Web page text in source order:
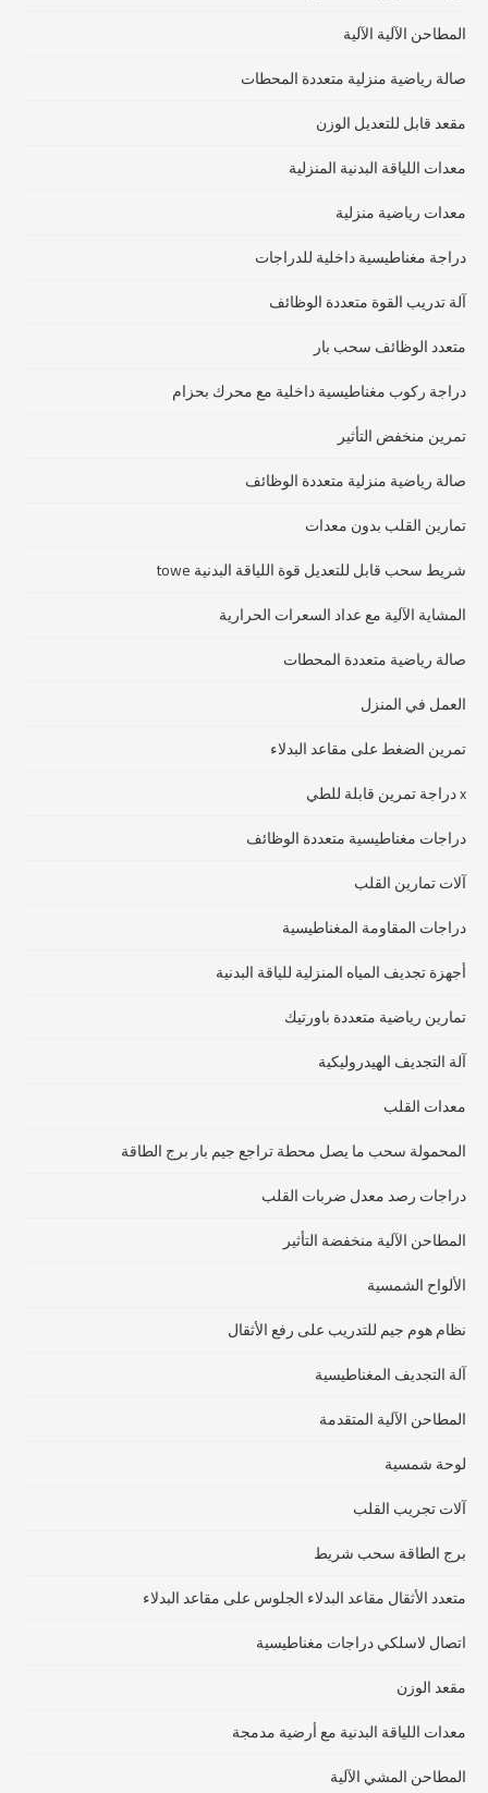
المطاحن الآلية الآلية
صالة رياضية منزلية متعددة المحطات
مقعد قابل للتعديل الوزن
معدات اللياقة البدنية المنزلية
معدات رياضية منزلية
دراجة مغناطيسية داخلية للدراجات
آلة تدريب القوة متعددة الوظائف
متعدد الوظائف سحب بار
دراجة ركوب مغناطيسية داخلية مع محرك بحزام
تمرين منخفض التأثير
صالة رياضية منزلية متعددة الوظائف
تمارين القلب بدون معدات
شريط سحب قابل للتعديل قوة اللياقة البدنية towe
المشاية الآلية مع عداد السعرات الحرارية
صالة رياضية متعددة المحطات
العمل في المنزل
تمرين الضغط على مقاعد البدلاء
x دراجة تمرين قابلة للطي
دراجات مغناطيسية متعددة الوظائف
آلات تمارين القلب
دراجات المقاومة المغناطيسية
أجهزة تجديف المياه المنزلية للياقة البدنية
تمارين رياضية متعددة باورتيك
آلة التجديف الهيدروليكية
معدات القلب
المحمولة سحب ما يصل محطة تراجع جيم بار برج الطاقة
دراجات رصد معدل ضربات القلب
المطاحن الآلية منخفضة التأثير
الألواح الشمسية
نظام هوم جيم للتدريب على رفع الأثقال
آلة التجديف المغناطيسية
المطاحن الآلية المتقدمة
لوحة شمسية
آلات تجريب القلب
برج الطاقة سحب شريط
متعدد الأثقال مقاعد البدلاء الجلوس على مقاعد البدلاء
اتصال لاسلكي دراجات مغناطيسية
مقعد الوزن
معدات اللياقة البدنية مع أرضية مدمجة
المطاحن المشي الآلية